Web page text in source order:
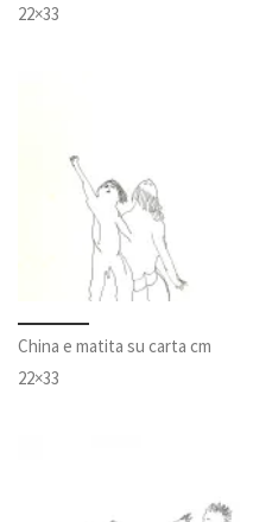
22×33
China e matita su carta cm
22×33